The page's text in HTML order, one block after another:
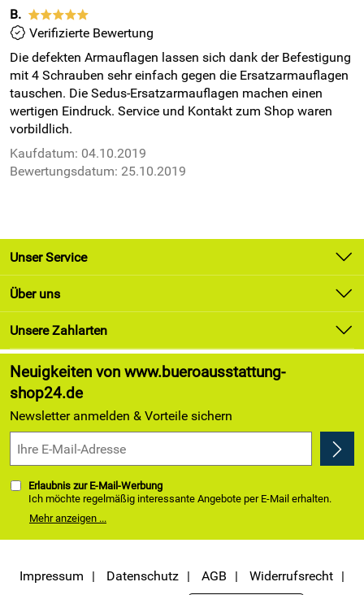
B. *****
Verifizierte Bewertung
Die defekten Armauflagen lassen sich dank der Befestigung
mit 4 Schrauben sehr einfach gegen die Ersatzarmauflagen
tauschen. Die Sedus-Ersatzarmauflagen machen einen
wertigen Eindruck. Service und Kontakt zum Shop waren
vorbildlich.
Kaufdatum: 04.10.2019
Bewertungsdatum: 25.10.2019
Unser Service
Kontakt
Newsletter
Lieferung & Zahlung
Kundenlogin
Über uns
Unsere Bestseller
Marken
Angebote
Kundenbewertungen (174)
4,9/5*****
Unsere Zahlarten
Neuigkeiten von www.bueroausstattung-
shop24.de
Newsletter anmelden & Vorteile sichern
Erlaubnis zur E-Mail-Werbung
Ich möchte regelmäßig interessante Angebote per E-Mail erhalten.
Meine E-Mail-Adresse wird nicht an andere Unternehmen
weitergegeben. Zu statistischen Zwecken wird in anonymer Form
kann ich jederzeit mit Wirkung für die Zukunft widerrufen, indem ich
den Link "Abmelden" am Ende des Newsletters anklicke oder die Option
Mehr anzeigen ...
Impressum Datenschutz AGB Widerrufsrecht